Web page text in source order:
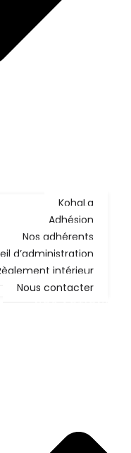
KohaLa
Adhésion
Nos adhérents
d’administration
intérieur
Nous contacter
NOS ACTIONS